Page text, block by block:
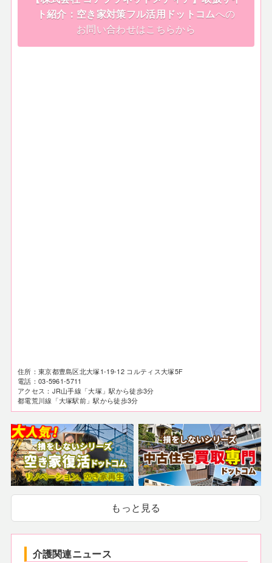
ト紹介：空き家対策フル活用ドットコムへの
お問い合わせはこちらから
住所：東京都豊島区北大塚1-19-12 コルティス大塚5F
電話：03-5961-5711
アクセス：JR山手線「大塚」駅から徒歩3分
都電荒川線「大塚駅前」駅から徒歩3分
もっと見る
介護関連ニュース